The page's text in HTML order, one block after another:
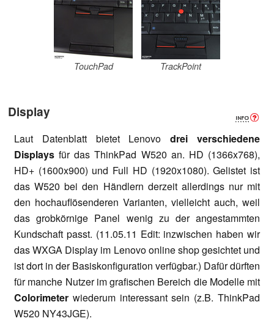
TouchPad TrackPoint
Display
Laut Datenblatt bietet Lenovodrei verschiedene
Displays für das ThinkPad W520 an. HD (1366x768),
HD+ (1600x900) und Full HD (1920x1080). Gelistet ist
das W520 bei den Händlern derzeit allerdings nur mit
den hochauflösenderen Varianten, vielleicht auch, weil
das grobkörnige Panel wenig zu der angestammten
Kundschaft passt. (11.05.11 Edit: inzwischen haben wir
das WXGA Display im Lenovo online shop gesichtet und
ist dort in der Basiskonfiguration verfügbar.) Dafür dürften
für manche Nutzer im grafischen Bereich die Modelle mit
Colorimeter wiederum interessant sein (z.B. ThinkPad
W520 NY43JGE).